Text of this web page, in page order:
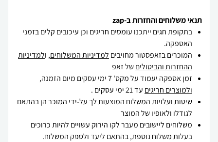
תנאי משלוחים והחזרות ב-zap
בתקופת חגים ייתכנו עומסים חריגים וכן עיכובים קלים בזמני
האספקה.
המוכרים בזאפסטור מחויבים למדיניות המשלוחים, ולמדיניות
ההחזרות והביטוליםשל זאפ
זמן אספקה יעמוד על מקס' 7 ימי עסקים מיום הזמנה,
ולמוצרים חריגים עד 21 ימי עסקים .
שיטות ועלויות המשלוח המוצעות לך על-ידי המוכר הן בהתאם
לגודלו ולאופיו של המוצר
משלוחים ליישובים מעבר לקו הירוק עשויים להיות כרוכים
בעלות משלוח נוספת, בהתאם ליעד ולספק המשלוח.